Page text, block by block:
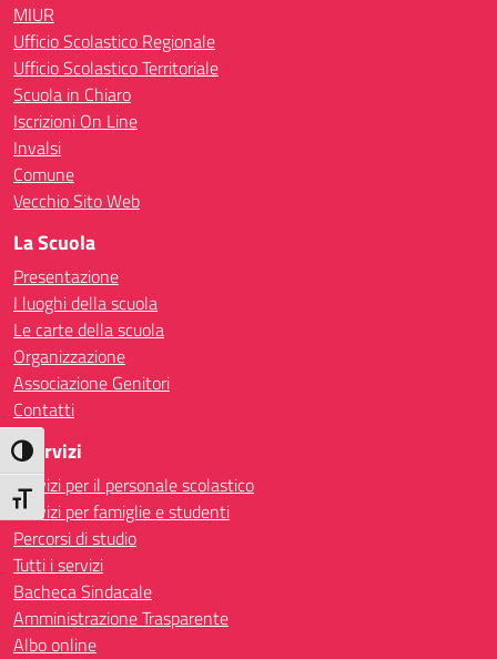
Attiva/disattiva alto contrasto
Attiva/disattiva dimensione testo
MIUR
Ufficio Scolastico Regionale
Ufficio Scolastico Territoriale
Scuola in Chiaro
Iscrizioni On Line
Invalsi
Comune
Vecchio Sito Web
La Scuola
Presentazione
I luoghi della scuola
Le carte della scuola
Organizzazione
Associazione Genitori
Contatti
I Servizi
Servizi per il personale scolastico
Servizi per famiglie e studenti
Percorsi di studio
Tutti i servizi
Bacheca Sindacale
Amministrazione Trasparente
Albo online